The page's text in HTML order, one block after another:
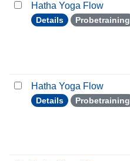
Hatha Yoga Flow
Details Probetraining
Hatha Yoga Flow
Details Probetraining